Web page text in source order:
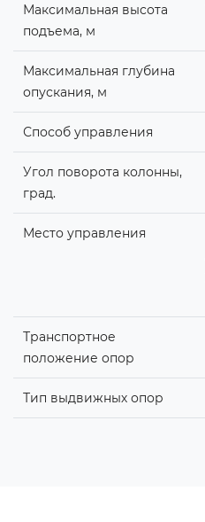
Максимальная высота
подъема, м
Максимальная глубина
опускания, м
Способ управления
Угол поворота колонны,
град.
Место управления
Транспортное
положение опор
Тип выдвижных опор